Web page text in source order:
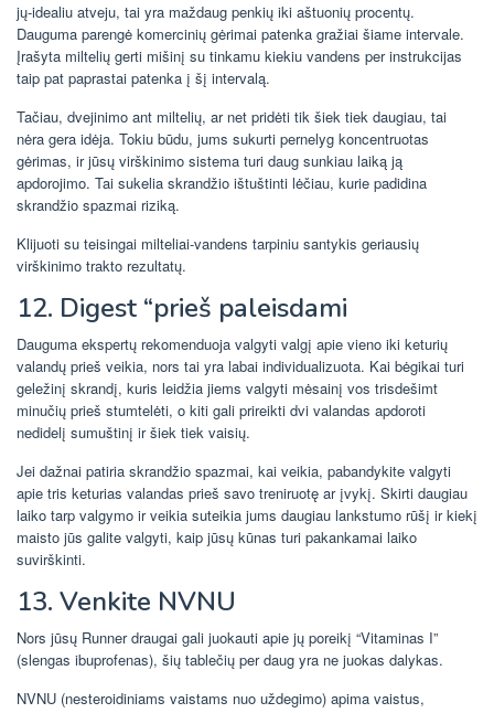
jų-idealiu atveju, tai yra maždaug penkių iki aštuonių procentų.
Dauguma parengė komercinių gėrimai patenka gražiai šiame intervale.
Įrašyta miltelių gerti mišinį su tinkamu kiekiu vandens per instrukcijas
taip pat paprastai patenka į šį intervalą.
Tačiau, dvejinimo ant miltelių, ar net pridėti tik šiek tiek daugiau, tai
nėra gera idėja. Tokiu būdu, jums sukurti pernelyg koncentruotas
gėrimas, ir jūsų virškinimo sistema turi daug sunkiau laiką ją
apdorojimo. Tai sukelia skrandžio ištuštinti lėčiau, kurie padidina
skrandžio spazmai riziką.
Klijuoti su teisingai milteliai-vandens tarpiniu santykis geriausių
virškinimo trakto rezultatų.
12. Digest “prieš paleisdami
Dauguma ekspertų rekomenduoja valgyti valgį apie vieno iki keturių
valandų prieš veikia, nors tai yra labai individualizuota. Kai bėgikai turi
geležinį skrandį, kuris leidžia jiems valgyti mėsainį vos trisdešimt
minučių prieš stumtelėti, o kiti gali prireikti dvi valandas apdoroti
nedidelį sumuštinį ir šiek tiek vaisių.
Jei dažnai patiria skrandžio spazmai, kai veikia, pabandykite valgyti
apie tris keturias valandas prieš savo treniruotę ar įvykį. Skirti daugiau
laiko tarp valgymo ir veikia suteikia jums daugiau lankstumo rūšį ir kiekį
maisto jūs galite valgyti, kaip jūsų kūnas turi pakankamai laiko
suvirškinti.
13. Venkite NVNU
Nors jūsų Runner draugai gali juokauti apie jų poreikį “Vitaminas I”
(slengas ibuprofenas), šių tablečių per daug yra ne juokas dalykas.
NVNU (nesteroidiniams vaistams nuo uždegimo) apima vaistus,